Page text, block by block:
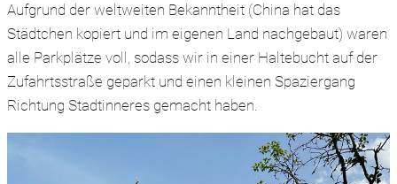
Aufgrund der weltweiten Bekanntheit (China hat das
Städtchen kopiert und im eigenen Land nachgebaut) waren
alle Parkplätze voll, sodass wir in einer Haltebucht auf der
Zufahrtsstraße geparkt und einen kleinen Spaziergang
Richtung Stadtinneres gemacht haben.